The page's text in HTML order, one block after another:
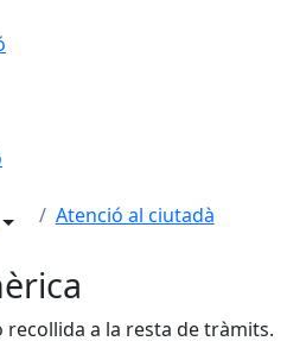
Atenció al ciutadà
recollida a la resta de tràmits.